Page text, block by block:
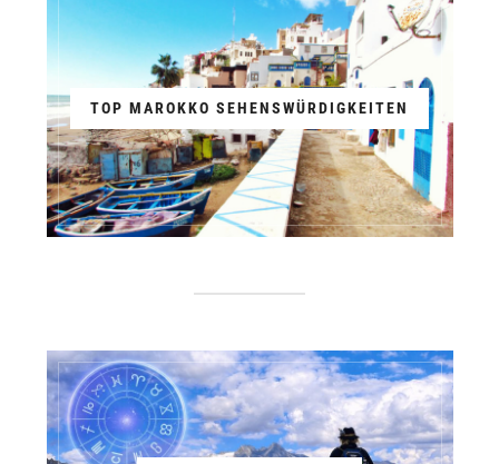
TOP MAROKKO SEHENSWÜRDIGKEITEN